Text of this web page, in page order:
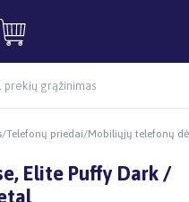
prekių grąžinimas
/Telefonų priedai/Mobiliųjų telefonų
Elite Puffy Dark /